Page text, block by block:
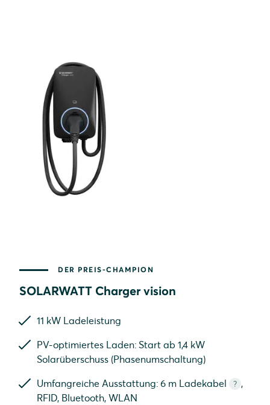
DER PREIS-CHAMPION
SOLARWATT Charger vision
11 kW Ladeleistung
PV-optimiertes Laden: Start ab 1,4 kW
Solarüberschuss (Phasenumschaltung)
Umfangreiche Ausstattung: 6 m Ladekabel
?
Wallbox ohne Kabel
,
RFID, Bluetooth, WLAN